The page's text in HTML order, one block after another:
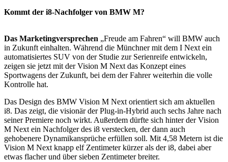
Kommt der i8-Nachfolger von BMW M?
Das Marketingversprechen „Freude am Fahren“ will BMW auch
in Zukunft einhalten. Während die Münchner mit dem I Next ein
automatisiertes SUV von der Studie zur Serienreife entwickeln,
zeigen sie jetzt mit der Vision M Next das Konzept eines
Sportwagens der Zukunft, bei dem der Fahrer weiterhin die volle
Kontrolle hat.
Das Design des BMW Vision M Next orientiert sich am aktuellen
i8. Das zeigt, die visionär der Plug-in-Hybrid auch sechs Jahre nach
seiner Premiere noch wirkt. Außerdem dürfte sich hinter der Vision
M Next ein Nachfolger des i8 verstecken, der dann auch
gehobenere Dynamikansprüche erfüllen soll. Mit 4,58 Metern ist die
Vision M Next knapp elf Zentimeter kürzer als der i8, dabei aber
etwas flacher und über sieben Zentimeter breiter.